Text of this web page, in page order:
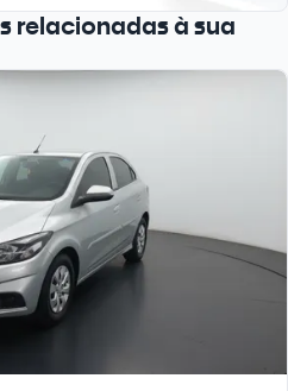
relacionadas à sua